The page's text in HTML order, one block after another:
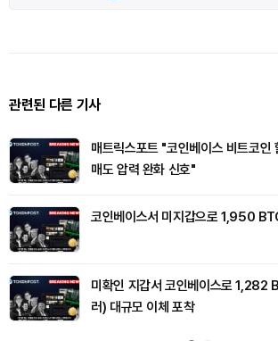
관련된 다른 기사
매트릭스포트 "코인베이스 비트코
매도 압력 완화 신호"
코인베이스서 미지갑으로 1,950
미확인 지갑서 코인베이스로
러) 대규모 이체 포착